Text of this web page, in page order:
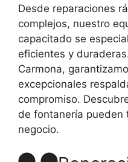
Desde reparaciones
complejos, nuestro
capacitado se
eficientes y
Carmona,
excepcionales
compromiso.
de fontanería pueden
negocio.